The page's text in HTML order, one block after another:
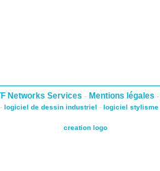
Networks Services - Mentions légales -
- logiciel de dessin industriel - logiciel stylisme
creation logo